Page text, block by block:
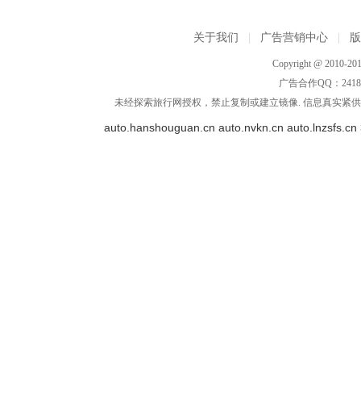
关于我们 广告营销中心
Copyright @ 2010-
广告合作QQ：
未经探索旅行网授权，禁止复制或建立镜像. 信息真实紧
auto.hanshouguan.cn auto.nvkn.cn auto.lnzsfs.cn